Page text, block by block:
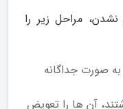
مراحل زیر را
صورت جداگانه
آن ها را تعویض